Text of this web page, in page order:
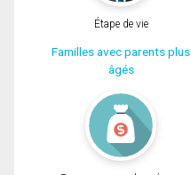
Étape de vie
Familles avec parents plus
âgés